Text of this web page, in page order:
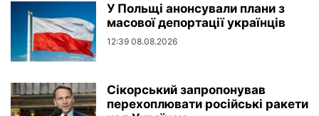
У Польщі анонсували плани з
масової депортації українців
12:39 08.08.2026
Сікорський запропонував
перехоплювати російські ракети